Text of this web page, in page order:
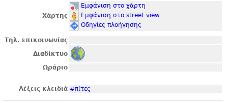
Χάρτης
Εμφάνιση στο χάρτη
Εμφάνιση στο street view
Οδηγίες πλοήγησης
Τηλ. επικοινωνίας
Διαδίκτυο
Ωράριο
Λέξεις κλειδιά #πίτες